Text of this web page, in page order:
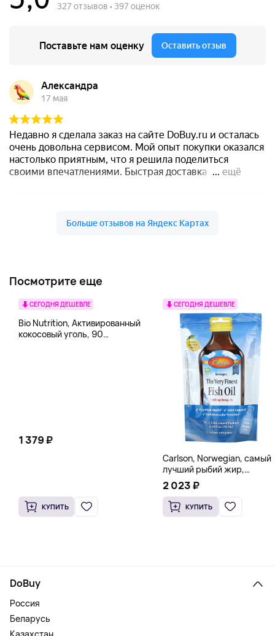
Посмотрите еще
СЕГОДНЯ ДЕШЕВЛЕ
Bio Nutrition, Активированный
кокосовый уголь, 90
1 379 ₽
КУПИТЬ
СЕГОДНЯ ДЕШЕВЛЕ
Carlson, Norwegian, самый
лучший рыбий жир,
натуральный лимон, 15
пакетиков (5 мл) каждый
2 023 ₽
КУПИТЬ
DoBuy
Россия
Беларусь
Казахстан